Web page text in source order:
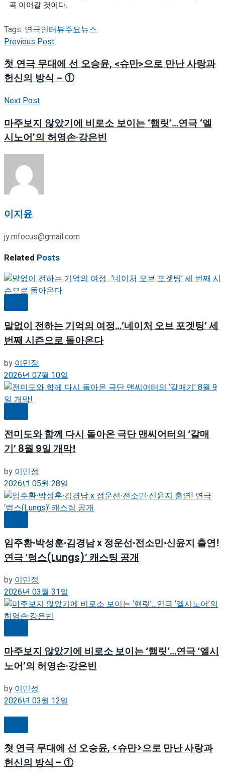
곡 이어갈 것이다.
Tags: 연극인터뷰주요뉴스
Previous Post
첫 연극 무대에 선 오승윤, <슈만>으로 만난 사랑과
헌신의 방식 – ①
Next Post
마주보지 않았기에 비로소 보이는 ‘햄릿’…연극 ‘엘
시노어’의 허영손·강은빈
이지윤
jy.mfocus@gmail.com
Related Posts
말없이 전하는 기억의 여정…’네이처 오브 포겟팅’ 세
번째 시즌으로 돌아온다
by 이민정
2026년 07월 10일
전미도와 함께 다시 돌아온 극단 맨씨어터의 ‘갈매
기’ 8월 9일 개막!
by이민정
2026년 05월 28일
임주환∙박성훈∙김경남 x 정운선∙전소민∙신윤지 출연!
연극 ‘렁스(Lungs)’ 캐스팅 공개
by이민정
2026년 03월 31일
마주보지 않았기에 비로소 보이는 ‘햄릿’…연극 ‘엘시
노어’의 허영손·강은빈
by이민정
2026년 03월 12일
첫 연극 무대에 선 오승윤, <슈만>으로 만난 사랑과
헌신의 방식 – ①